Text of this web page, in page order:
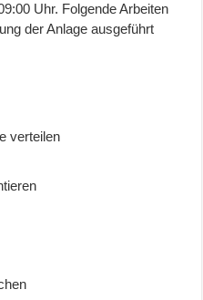
Uhr. Folgende Arbeiten
der Anlage ausgeführt
verteilen